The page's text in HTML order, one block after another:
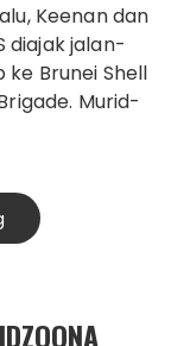
diajak jalan-
Brunei Shell
Murid-